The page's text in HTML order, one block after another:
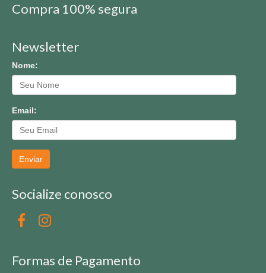
Compra 100% segura
Newsletter
Nome:
Email:
Enviar
Socialize conosco
Formas de Pagamento